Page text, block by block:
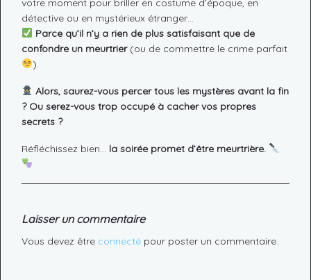
votre moment pour briller en costume d’époque, en
détective ou en mystérieux étranger…
Parce qu’il n’y a rien de plus satisfaisant que de
confondre un meurtrier(ou de commettre le crime parfait
).
Alors, saurez-vous percer tous les mystères avant la fin
? Ou serez-vous trop occupé à cacher vos propres
secrets ?
Réfléchissez bien… la soirée promet d’être meurtrière.
Laisser un commentaire
Vous devez être connecté pour poster un commentaire.